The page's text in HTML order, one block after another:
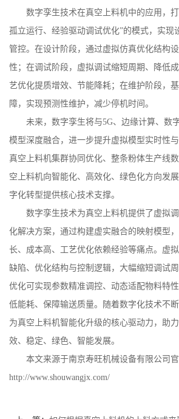
数字孪生技术在真空上料机中的应用，
孤立运行、经验驱动调试优化”的模式，实现
管控。在设计阶段，通过虚拟仿真优化结构
性；在调试阶段，虚拟调试缩短周期、降低
艺优化提质增效、节能降耗；在维护阶段，
障，实现预测性维护，减少停机时间。
未来，数字孪生将与5G、边缘计算、数
模型深度融合，进一步提升虚拟模型实时性
真空上料机集群协同优化、整条粉体生产线
空上料机向智能化、高效化、绿色化方向发
字化转型提供核心技术支撑。
数字孪生技术为真空上料机提供了虚拟
化解决方案，通过构建虚实融合的映射模型
长、成本高、工艺优化依赖经验等痛点。虚
缺陷、优化结构与控制逻辑，大幅缩短调试
优化可实现参数精准调控、动态适配物料特
低能耗、保障输送质量。随着数字化技术不
为真空上料机智能化升级的核心驱动力，助
效、稳定、绿色、智能发展。
本文来源于南京寿旺机械设备有限公司官
http://www.shouwangjx.com/